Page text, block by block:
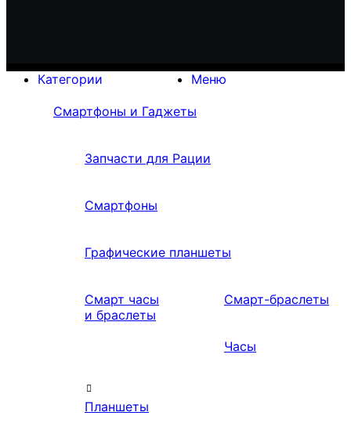
Меню
Категории
Смартфоны и Гаджеты
Запчасти для Рации
Смартфоны
Графические планшеты
Смарт часы
и браслеты
Смарт-браслеты
Часы
Планшеты